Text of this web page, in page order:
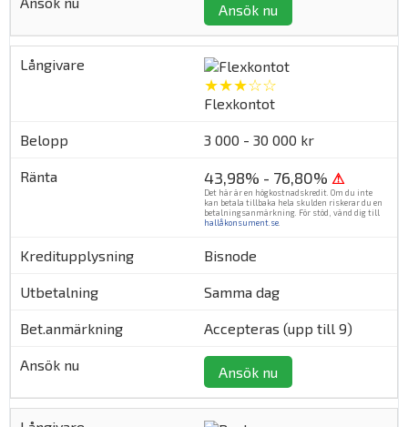
Ansök nu
★★★☆☆
Flexkontot
3 000 - 30 000 kr
43,98% - 76,80% ⚠
Det här är en högkostnadskredit. Om du inte
kan betala tillbaka hela skulden riskerar du en
betalningsanmärkning. För stöd, vänd dig till
hallåkonsument.se
Bisnode
Samma dag
Accepteras (upp till 9)
Ansök nu